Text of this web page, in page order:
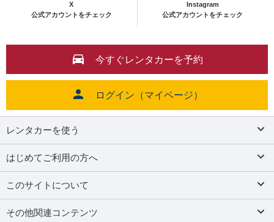
X
公式アカウントをチェック
Instagram
公式アカウントをチェック
今すぐレンタカーを予約
ログイン（マイページ）
レンタカーを使う
はじめてご利用の方へ
このサイトについて
その他関連コンテンツ